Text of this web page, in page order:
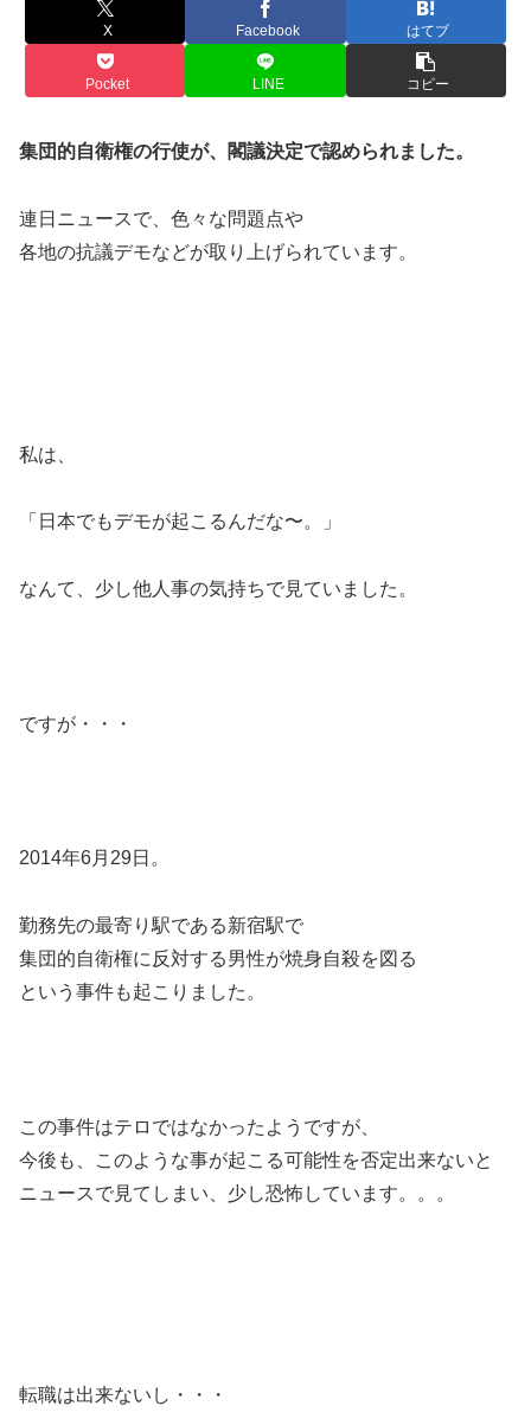
X Facebook はてブ
Pocket LINE コピー
集団的自衛権の行使が、閣議決定で認められました。
連日ニュースで、色々な問題点や
各地の抗議デモなどが取り上げられています。
私は、
「日本でもデモが起こるんだな〜。」
なんて、少し他人事の気持ちで見ていました。
ですが・・・
2014年6月29日。
勤務先の最寄り駅である新宿駅で
集団的自衛権に反対する男性が焼身自殺を図る
という事件も起こりました。
この事件はテロではなかったようですが、
今後も、このような事が起こる可能性を否定出来ないと
ニュースで見てしまい、少し恐怖しています。。。
転職は出来ないし・・・